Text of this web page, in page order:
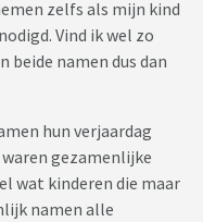
zelfs als mijn kind
Vind ik wel zo
beide namen dus dan
hun verjaardag
waren gezamenlijke
wat kinderen die maar
namen alle